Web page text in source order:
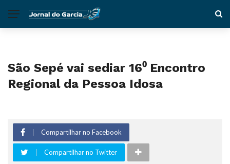
São Sepé vai sediar 16⁰ Encontro
Regional da Pessoa Idosa
Compartilhar no Facebook
Compartilhar no Twitter